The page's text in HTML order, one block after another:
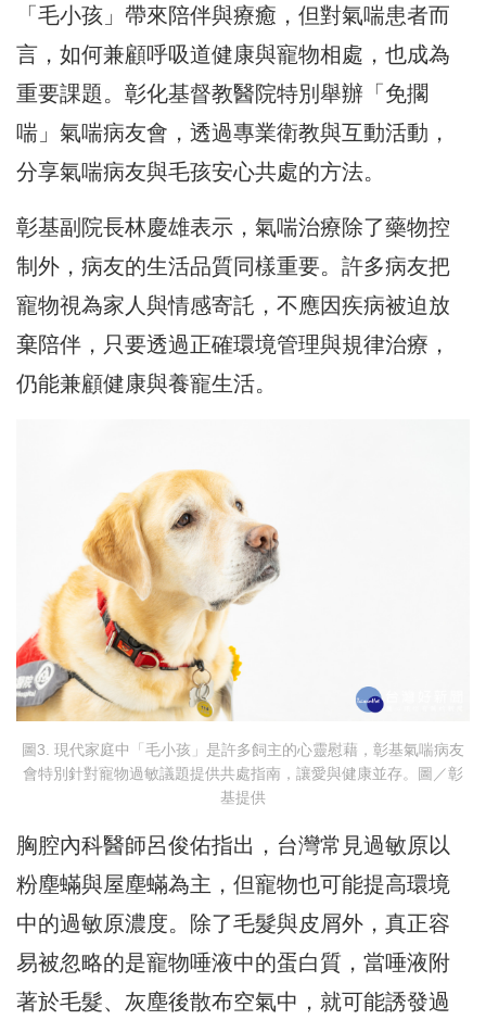
「毛小孩」帶來陪伴與療癒，但對氣喘患者而
言，如何兼顧呼吸道健康與寵物相處，也成為
重要課題。彰化基督教醫院特別舉辦「免擱
喘」氣喘病友會，透過專業衛教與互動活動，
分享氣喘病友與毛孩安心共處的方法。
彰基副院長林慶雄表示，氣喘治療除了藥物控
制外，病友的生活品質同樣重要。許多病友把
寵物視為家人與情感寄託，不應因疾病被迫放
棄陪伴，只要透過正確環境管理與規律治療，
仍能兼顧健康與養寵生活。
圖3. 現代家庭中「毛小孩」是許多飼主的心靈慰藉，彰基氣喘病友
會特別針對寵物過敏議題提供共處指南，讓愛與健康並存。圖／彰
基提供
胸腔內科醫師呂俊佑指出，台灣常見過敏原以
粉塵蟎與屋塵蟎為主，但寵物也可能提高環境
中的過敏原濃度。除了毛髮與皮屑外，真正容
易被忽略的是寵物唾液中的蛋白質，當唾液附
著於毛髮、灰塵後散布空氣中，就可能誘發過